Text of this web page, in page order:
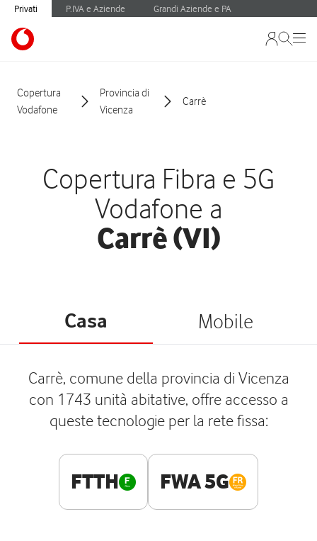
Privati P.IVA e Aziende Grandi Aziende e PA
Copertura
Vodafone
Provincia di
Vicenza
Carrè
Copertura Fibra e 5G
Vodafone a
Carrè (VI)
Casa Mobile
Carrè, comune della provincia di Vicenza
con 1743 unità abitative, offre accesso a
queste tecnologie per la rete fissa:
FTTH FWA 5G